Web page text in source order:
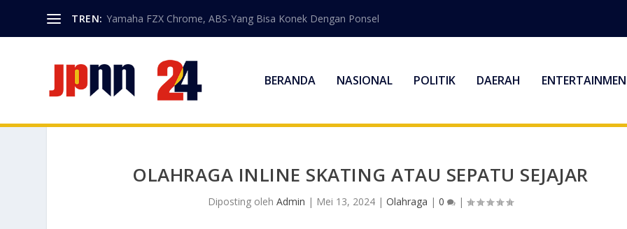
TREN: Yamaha FZX Chrome, ABS-Yang Bisa Konek Dengan Ponsel
BERANDA NASIONAL POLITIK DAERAH
OLAHRAGA INLINE SKATING ATAU SEPATU SEJAJAR
Diposting oleh Admin | Mei 13, 2024| Olahraga | 0 |